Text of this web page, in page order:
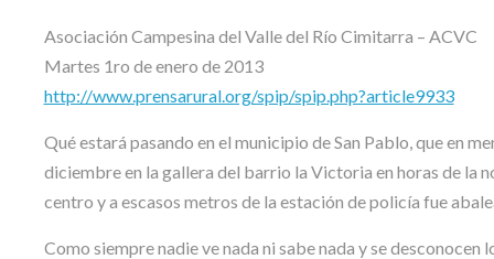
Asociación Campesina del Valle del Río Cimitarra – ACVC
Martes 1ro de enero de 2013
http://www.prensarural.org/spip/spip.php?article9933
Qué estará pasando en el municipio de San Pablo, que en
diciembre en la gallera del barrio la Victoria en horas de la
centro y a escasos metros de la estación de policía fue
Como siempre nadie ve nada ni sabe nada y se desconocen